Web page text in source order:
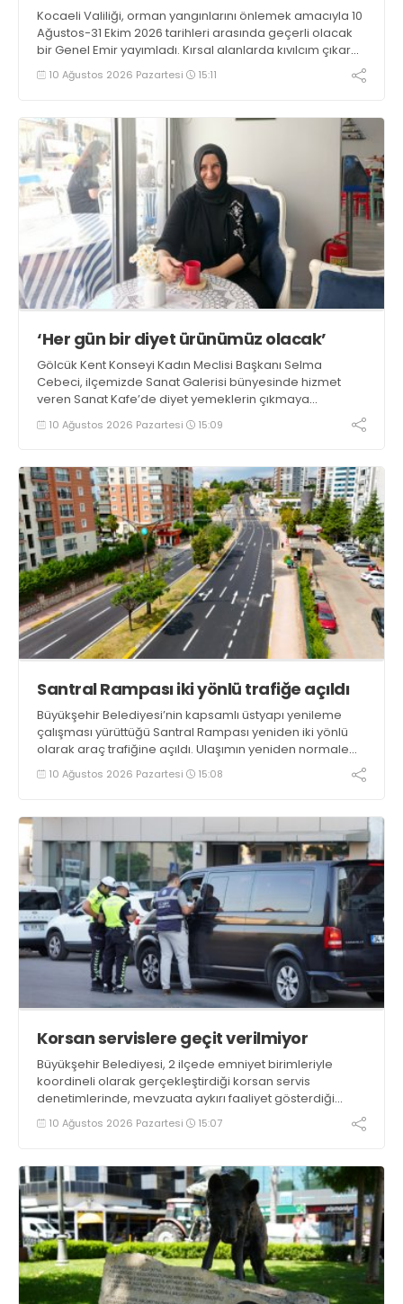
Kocaeli Valiliği, orman yangınlarını önlemek amacıyla 10
Ağustos-31 Ekim 2026 tarihleri arasında geçerli olacak
bir Genel Emir yayımladı. Kırsal alanlarda kıvılcım çıkaran
makine kullanacak kişilerin önceden kolluk kuvvetlerine
bildirim yapması ve yanlarında 6 kilogramlık yangın tüpü
10 Ağustos 2026 Pazartesi 15:11
‘Her gün bir diyet ürünümüz olacak’
Gölcük Kent Konseyi Kadın Meclisi Başkanı Selma
Cebeci, ilçemizde Sanat Galerisi bünyesinde hizmet
veren Sanat Kafe’de diyet yemeklerin çıkmaya
başladığını ifade etti. Cebeci, “Amacımız sağlıklı,
besleyici ve hafif yemekler yapmak. Haftanın her günü
10 Ağustos 2026 Pazartesi 15:09
Santral Rampası iki yönlü trafiğe açıldı
Büyükşehir Belediyesi’nin kapsamlı üstyapı yenileme
çalışması yürüttüğü Santral Rampası yeniden iki yönlü
olarak araç trafiğine açıldı. Ulaşımın yeniden normale
döndüğü bölgede son imalatlar da tamamlanıyor
10 Ağustos 2026 Pazartesi 15:08
Korsan servislere geçit verilmiyor
Büyükşehir Belediyesi, 2 ilçede emniyet birimleriyle
koordineli olarak gerçekleştirdiği korsan servis
denetimlerinde, mevzuata aykırı faaliyet gösterdiği
tespit edilen 12 araca idari yaptırım uyguladı. Denetimler
kapsamında 1 araç ise trafikten men edildi
10 Ağustos 2026 Pazartesi 15:07